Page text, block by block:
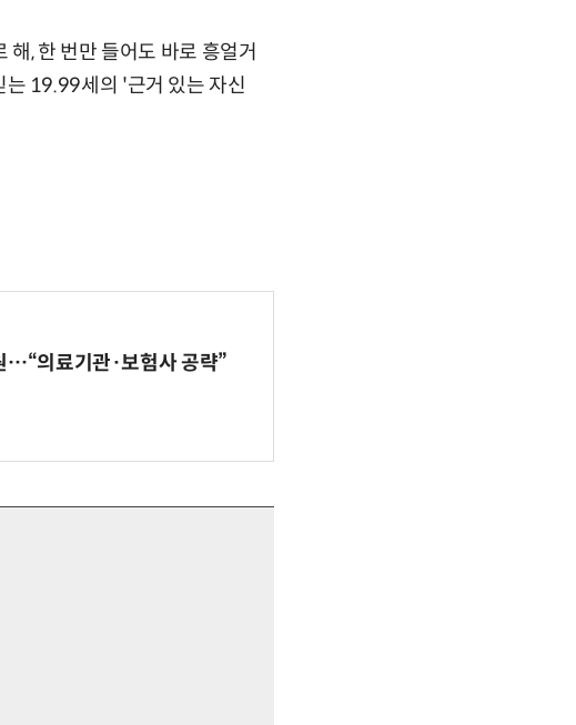
, 한 번만 들어도 바로 흥얼거
는 19.99세의 '근거 있는 자신
…“의료기관·보험사 공략”